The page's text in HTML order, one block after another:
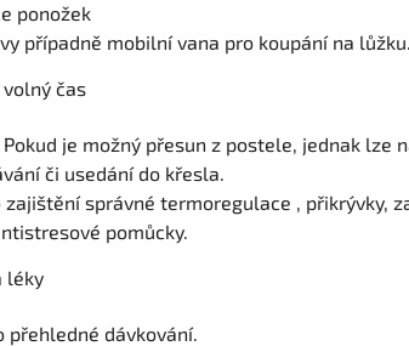
ponožek
případně mobilní vana pro koupání na lůžku.
čas
Pokud je možný přesun z postele, jednak lze
či usedání do křesla.
zajištění správné termoregulace , přikrývky,
pomůcky.
léky
přehledné dávkování.